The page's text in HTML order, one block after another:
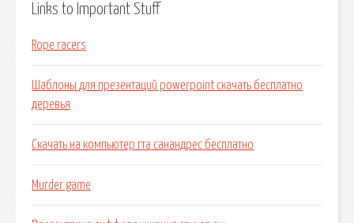
Links to Important Stuff
Rope racers
Шаблоны для презентаций powerpoint скачать бесплатно
деревья
Скачать на компьютер гта санандрес бесплатно
Murder game